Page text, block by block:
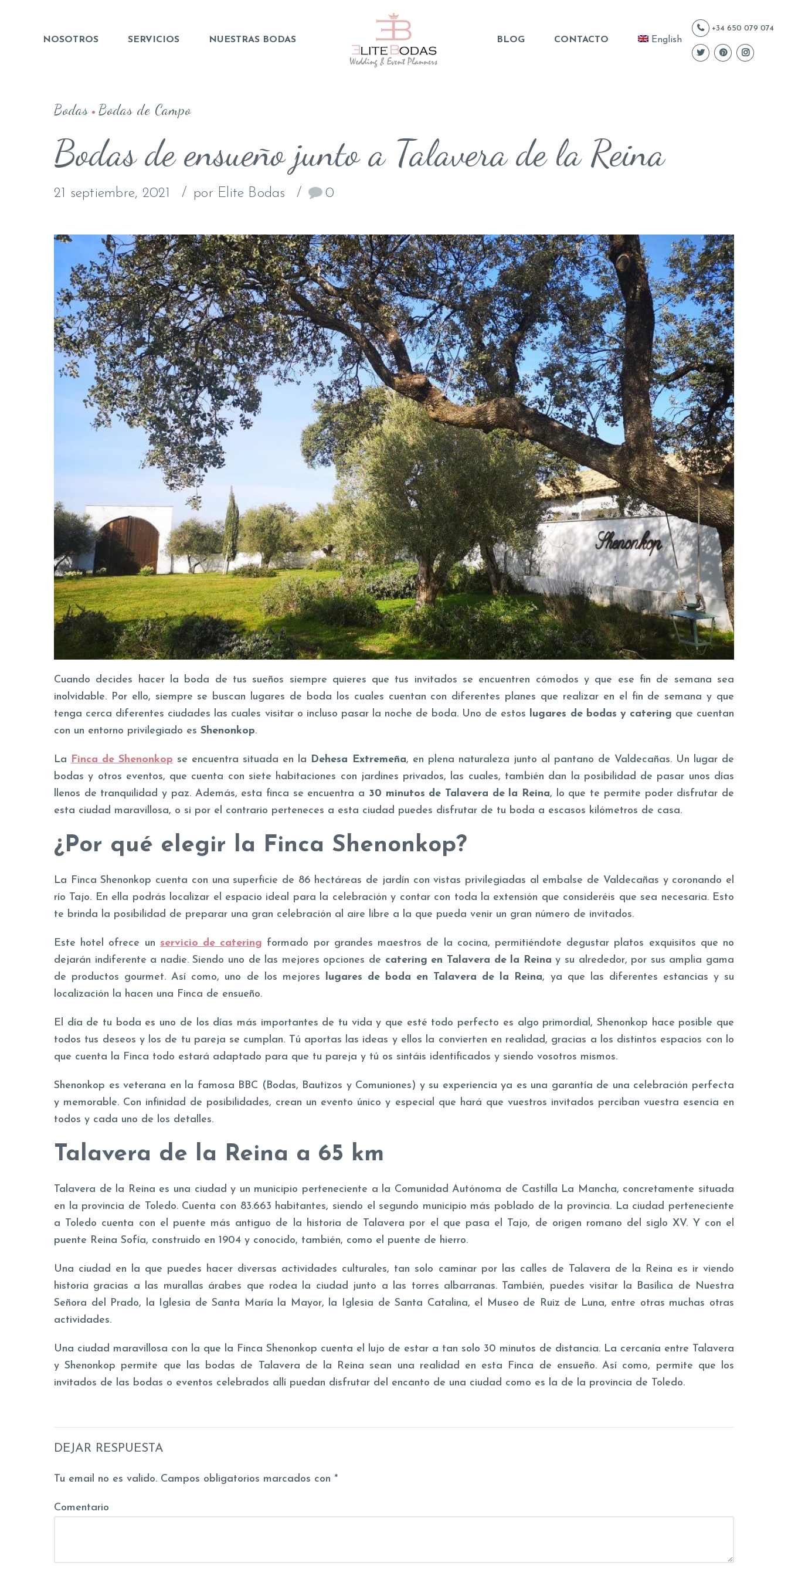
+34 650 079 074
NOSOTROS SERVICIOS NUESTRAS BODAS BLOG CONTACTO English
Bodas Bodas de Campo
Bodas de ensueño junto a Talavera de la Reina
21 septiembre, 2021 por Elite Bodas 0
Cuando decides hacer la boda de tus sueños siempre quieres que tus invitados se encuentren cómodos y que ese fin de semana sea
inolvidable. Por ello, siempre se buscan lugares de boda los cuales cuentan con diferentes planes que realizar en el fin de semana y que
tenga cerca diferentes ciudades las cuales visitar o incluso pasar la noche de boda. Uno de estos lugares de bodas y catering que cuentan
con un entorno privilegiado es Shenonkop.
La Finca de Shenonkop se encuentra situada en la Dehesa Extremeña, en plena naturaleza junto al pantano de Valdecañas. Un lugar de
bodas y otros eventos, que cuenta con siete habitaciones con jardines privados, las cuales, también dan la posibilidad de pasar unos días
llenos de tranquilidad y paz. Además, esta finca se encuentra a 30 minutos de Talavera de la Reina, lo que te permite poder disfrutar de
esta ciudad maravillosa, o si por el contrario perteneces a esta ciudad puedes disfrutar de tu boda a escasos kilómetros de casa.
¿Por qué elegir la Finca Shenonkop?
La Finca Shenonkop cuenta con una superficie de 86 hectáreas de jardín con vistas privilegiadas al embalse de Valdecañas y coronando el
río Tajo. En ella podrás localizar el espacio ideal para la celebración y contar con toda la extensión que consideréis que sea necesaria. Esto
te brinda la posibilidad de preparar una gran celebración al aire libre a la que pueda venir un gran número de invitados.
Este hotel ofrece un servicio de catering formado por grandes maestros de la cocina, permitiéndote degustar platos exquisitos que no
dejarán indiferente a nadie. Siendo uno de las mejores opciones de catering en Talavera de la Reina y su alrededor, por sus amplia gama
de productos gourmet. Así como, uno de los mejores lugares de boda en Talavera de la Reina, ya que las diferentes estancias y su
localización la hacen una Finca de ensueño.
El día de tu boda es uno de los días más importantes de tu vida y que esté todo perfecto es algo primordial, Shenonkop hace posible que
todos tus deseos y los de tu pareja se cumplan. Tú aportas las ideas y ellos la convierten en realidad, gracias a los distintos espacios con lo
que cuenta la Finca todo estará adaptado para que tu pareja y tú os sintáis identificados y siendo vosotros mismos.
Shenonkop es veterana en la famosa BBC (Bodas, Bautizos y Comuniones) y su experiencia ya es una garantía de una celebración perfecta
y memorable. Con infinidad de posibilidades, crean un evento único y especial que hará que vuestros invitados perciban vuestra esencia en
todos y cada uno de los detalles.
Talavera de la Reina a 65 km
Talavera de la Reina es una ciudad y un municipio perteneciente a la Comunidad Autónoma de Castilla La Mancha, concretamente situada
en la provincia de Toledo. Cuenta con 83.663 habitantes, siendo el segundo municipio más poblado de la provincia. La ciudad perteneciente
a Toledo cuenta con el puente más antiguo de la historia de Talavera por el que pasa el Tajo, de origen romano del siglo XV. Y con el
puente Reina Sofía, construido en 1904 y conocido, también, como el puente de hierro.
Una ciudad en la que puedes hacer diversas actividades culturales, tan solo caminar por las calles de Talavera de la Reina es ir viendo
historia gracias a las murallas árabes que rodea la ciudad junto a las torres albarranas. También, puedes visitar la Basílica de Nuestra
Señora del Prado, la Iglesia de Santa María la Mayor, la Iglesia de Santa Catalina, el Museo de Ruiz de Luna, entre otras muchas otras
actividades.
Una ciudad maravillosa con la que la Finca Shenonkop cuenta el lujo de estar a tan solo 30 minutos de distancia. La cercanía entre Talavera
y Shenonkop permite que las bodas de Talavera de la Reina sean una realidad en esta Finca de ensueño. Así como, permite que los
invitados de las bodas o eventos celebrados allí puedan disfrutar del encanto de una ciudad como es la de la provincia de Toledo.
DEJAR RESPUESTA
Tu email no es valido. Campos obligatorios marcados con *
Comentario